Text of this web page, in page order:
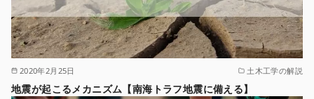
2020年2月25日 土木工学の解説
地震が起こるメカニズム【南海トラフ地震に備える】